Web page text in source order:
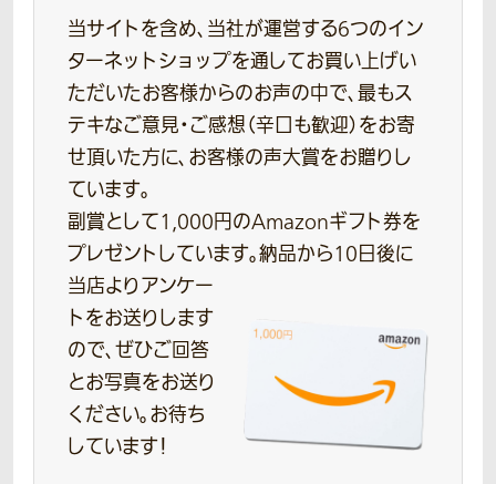
当サイトを含め、当社が運営する6つのイン
ターネットショップを通してお買い上げい
ただいたお客様からのお声の中で、最もス
テキなご意見・ご感想（辛口も歓迎）をお寄
せ頂いた方に、お客様の声大賞をお贈りし
ています。
副賞として1,000円のAmazonギフト券を
プレゼントしています。納品から10日後に
当店よりアンケー
トをお送りします
ので、ぜひご回答
とお写真をお送り
ください。お待ち
しています！